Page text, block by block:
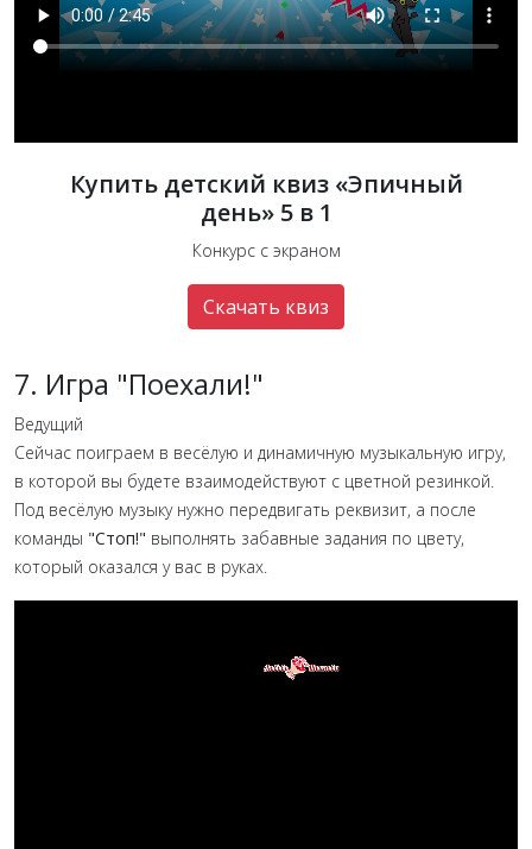
Купить детский квиз «Эпичный
день» 5 в 1
Конкурс с экраном
Скачать квиз
7. Игра "Поехали!"
Ведущий
Сейчас поиграем в весёлую и динамичную музыкальную игру,
в которой вы будете взаимодействуют с цветной резинкой.
Под весёлую музыку нужно передвигать реквизит, а после
команды "Стоп!" выполнять забавные задания по цвету,
который оказался у вас в руках.